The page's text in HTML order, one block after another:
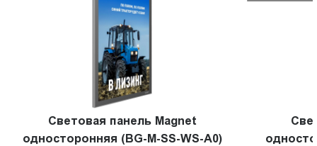
Световая панель Magnet
односторонняя (BG-M-SS-WS-A0)